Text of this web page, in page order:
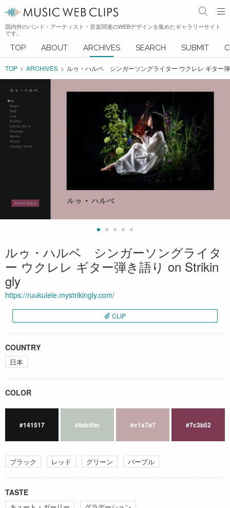
国内外のバンド・アーティスト・音楽関連のWEBデザインを集めたギャラリーサイト
です。
TOP ABOUT ARCHIVES SEARCH SUBMIT
TOP ARCHIVES ルゥ・ハルベ シンガーソングライター ウクレレ ギター
ルゥ・ハルベ シンガーソングライタ
ー ウクレレ ギター弾き語り on Strikin
gly
https://ruukulele.mystrikingly.com/
CLIP
COUNTRY
日本
COLOR
#141517 #bdc6bc #c1a7a7 #7c3b52
ブラック レッド グリーン パープル
TASTE